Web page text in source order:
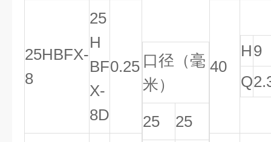
口径（毫
米）
25 25
25HBFX-
8
25
H
BF
X-
8D
0.25 40
H9
Q